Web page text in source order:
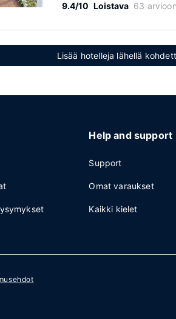
9.4/10 Loistava 63 arvioon
Lisää hotelleja lähellä
Help and support
Support
Omat varaukset
Kaikki kielet